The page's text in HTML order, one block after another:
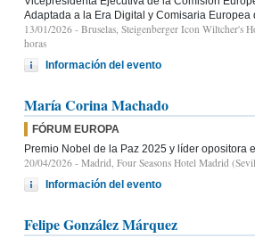
Adaptada a la Era Digital y Comisaria Europea
13/01/2026 - Bruselas, Steigenberger Icon Wiltcher's
horas
Información del evento
María Corina Machado
FÓRUM EUROPA
Premio Nobel de la Paz 2025 y líder opositora
20/04/2026 - Madrid, Four Seasons Hotel Madrid
Información del evento
Felipe González Márquez